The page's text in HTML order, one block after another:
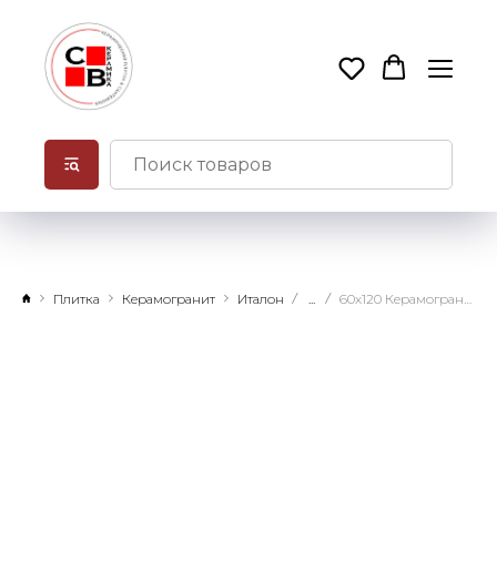
Плитка Керамогранит Италон